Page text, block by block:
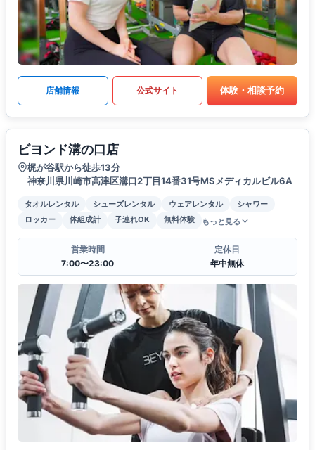
店舗情報 公式サイト 体験・相談予約
ビヨンド溝の口店
梶が谷駅から徒歩13分
神奈川県川崎市高津区溝口2丁目14番31号MSメディカルビル6A
タオルレンタル シューズレンタル ウェアレンタル
シャワー
ロッカー
体組成計 子連れOK 無料体験 もっと見る
営業時間
7:00〜23:00
定休日
年中無休